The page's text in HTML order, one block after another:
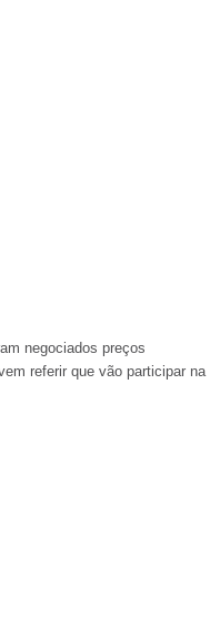
negociados preços
referir que vão participar na